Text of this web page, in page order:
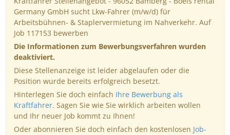
Germany GmbH sucht Lkw-Fahrer (m/w/d) für
Arbeitsbühnen- & Staplervermietung im Nahverkehr. Auf
Job 117153 bewerben
Die Informationen zum Bewerbungsverfahren wurden
deaktiviert.
Diese Stellenanzeige ist leider abgelaufen oder die
Position wurde bereits erfolgreich besetzt.
Hinterlegen Sie doch einfach Ihre Bewerbung als
Kraftfahrer. Sagen Sie wie Sie wirklich arbeiten wollen
und Ihr neuer Job kommt zu Ihnen!
Oder abonnieren Sie doch einfach den kostenlosen Job-